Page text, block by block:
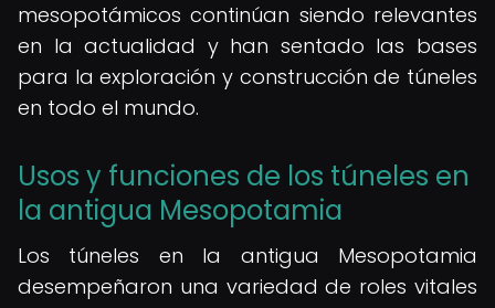
mesopotámicos continúan siendo relevantes
en la actualidad y han sentado las bases
para la exploración y construcción de túneles
en todo el mundo.
Usos y funciones de los túneles en
la antigua Mesopotamia
Los túneles en la antigua Mesopotamia
desempeñaron una variedad de roles vitales